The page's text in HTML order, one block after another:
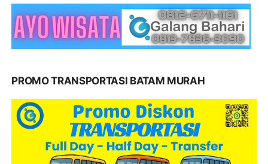
PROMO TRANSPORTASI BATAM MURAH